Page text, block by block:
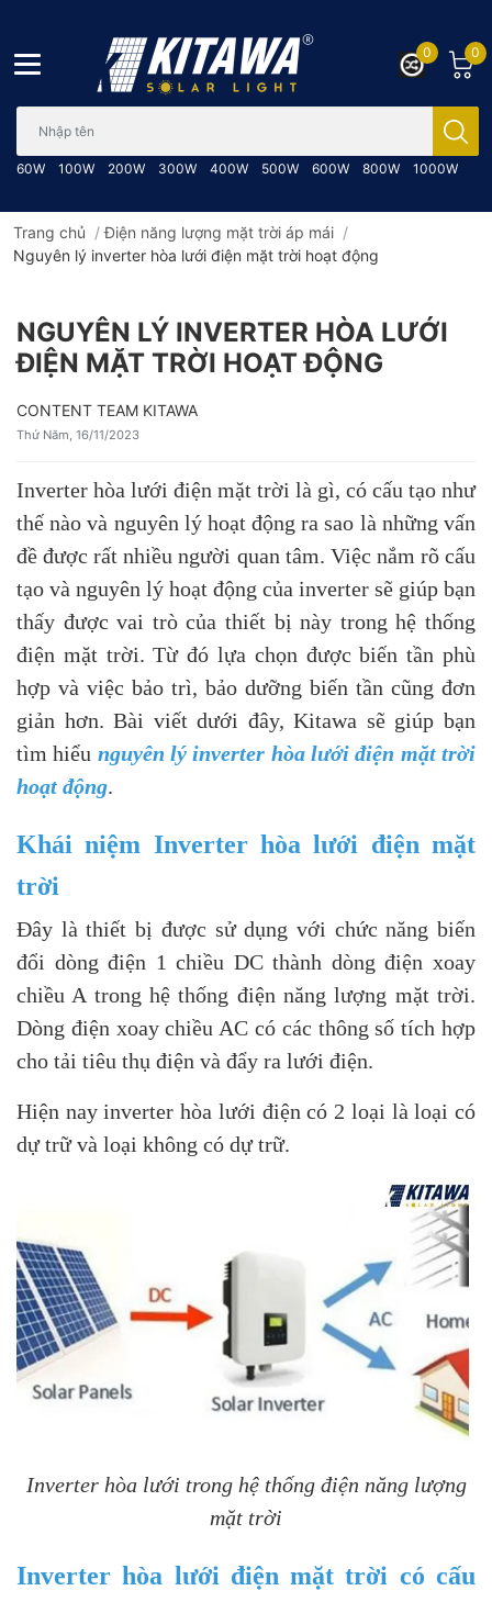
60W 100W 200W 300W 400W 500W 600W 800W 1000W
0
0
Trang chủ /Điện năng lượng mặt trời áp mái /
Nguyên lý inverter hòa lưới điện mặt trời hoạt động
NGUYÊN LÝ INVERTER HÒA LƯỚI
ĐIỆN MẶT TRỜI HOẠT ĐỘNG
CONTENT TEAM KITAWA
Thứ Năm, 16/11/2023
Inverter hòa lưới điện mặt trời là gì, có cấu tạo như
thế nào và nguyên lý hoạt động ra sao là những vấn
đề được rất nhiều người quan tâm. Việc nắm rõ cấu
tạo và nguyên lý hoạt động của inverter sẽ giúp bạn
thấy được vai trò của thiết bị này trong hệ thống
điện mặt trời. Từ đó lựa chọn được biến tần phù
hợp và việc bảo trì, bảo dưỡng biến tần cũng đơn
giản hơn. Bài viết dưới đây, Kitawa sẽ giúp bạn
tìm hiểu nguyên lý inverter hòa lưới điện mặt trời
hoạt động.
Khái niệm Inverter hòa lưới điện mặt
trời
Đây là thiết bị được sử dụng với chức năng biến
đổi dòng điện 1 chiều DC thành dòng điện xoay
chiều A trong hệ thống điện năng lượng mặt trời.
Dòng điện xoay chiều AC có các thông số tích hợp
cho tải tiêu thụ điện và đẩy ra lưới điện.
Hiện nay inverter hòa lưới điện có 2 loại là loại có
dự trữ và loại không có dự trữ.
Inverter hòa lưới trong hệ thống điện năng lượng
mặt trời
Inverter hòa lưới điện mặt trời có cấu